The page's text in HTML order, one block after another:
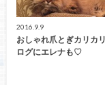
2016.9.9
おしゃれ爪とぎカリカ
ログにエレナも♡